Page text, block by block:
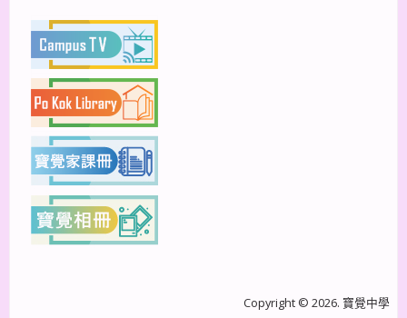
Copyright © 2026. 寶覺中學